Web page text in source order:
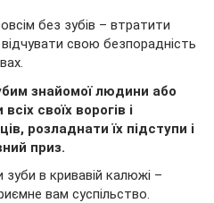
без зубів – втратити
свою безпорадність
знайомої людини або
своїх ворогів і
розладнати їх підступи і
приз.
в кривавій калюжі –
вам суспільство.